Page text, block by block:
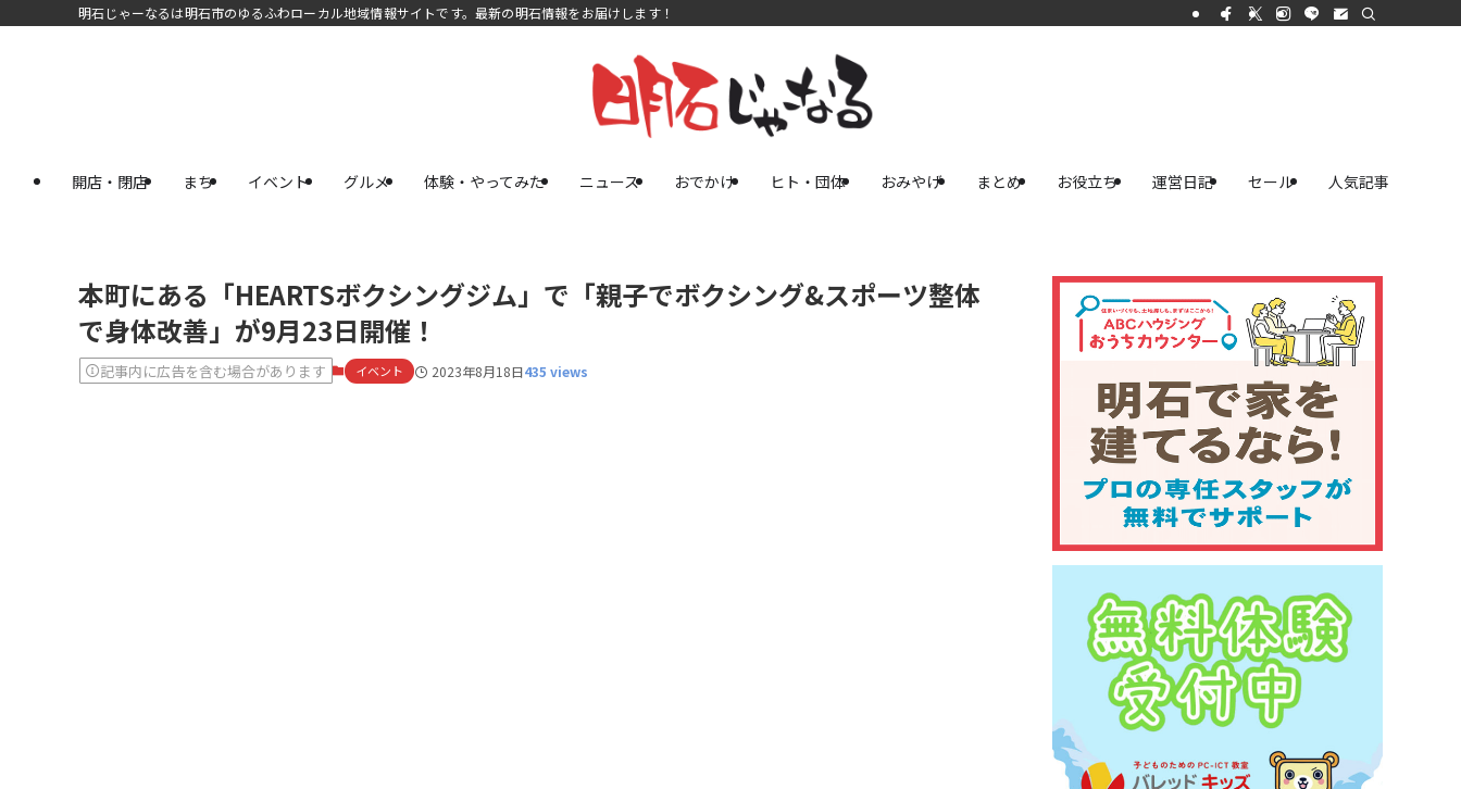
明石じゃーなるは明石市のゆるふわローカル地域情報サイトです。最新の明石情報をお届けします！
開店・閉店 まち イベント グルメ 体験・やってみた ニュース おでかけ ヒト・団体 おみやげ まとめ お役立ち 運営日記 セール 人気記事
本町にある「HEARTSボクシングジム」で「親子でボクシング&スポーツ整体
で身体改善」が9月23日開催！
記事内に広告を含む場合があります イベント 2023年8月18日435 views